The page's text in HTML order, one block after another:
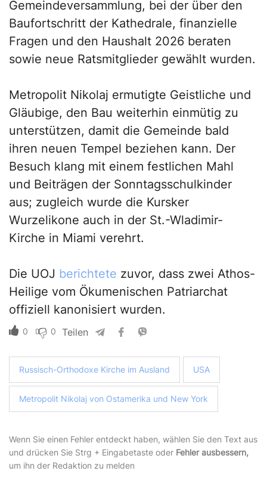
Gemeindeversammlung, bei der über den
Baufortschritt der Kathedrale, finanzielle
Fragen und den Haushalt 2026 beraten
sowie neue Ratsmitglieder gewählt wurden.
Metropolit Nikolaj ermutigte Geistliche und
Gläubige, den Bau weiterhin einmütig zu
unterstützen, damit die Gemeinde bald
ihren neuen Tempel beziehen kann. Der
Besuch klang mit einem festlichen Mahl
und Beiträgen der Sonntagsschulkinder
aus; zugleich wurde die Kursker
Wurzelikone auch in der St.-Wladimir-
Kirche in Miami verehrt.
Die UOJ berichtete zuvor, dass zwei Athos-
Heilige vom Ökumenischen Patriarchat
offiziell kanonisiert wurden.
0 0 Teilen
Russisch-Orthodoxe Kirche im Ausland USA
Metropolit Nikolaj von Ostamerika und New York
Wenn Sie einen Fehler entdeckt haben, wählen Sie den Text aus
und drücken Sie Strg + Eingabetaste oder Fehler ausbessern,
um ihn der Redaktion zu melden